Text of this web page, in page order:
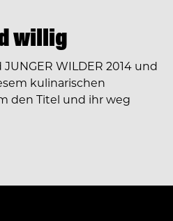
willig
WILDER 2014 und
kulinarischen
den Titel und ihr weg